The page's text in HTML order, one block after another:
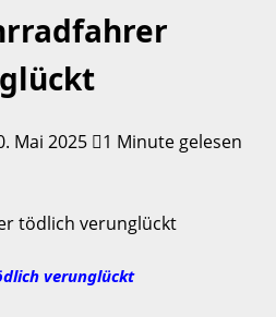
Mai 2025
1 Minute gelesen
verunglückt